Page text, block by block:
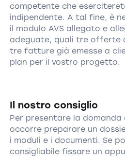
competente che
indipendente. A tal fine, è
il modulo AVS allegato e
adeguate, quali tre offerte
tre fatture già emesse a
plan per il vostro progetto.
Il nostro consiglio
Per presentare la domanda
occorre preparare un
i moduli e i documenti. Se
consigliabile fissare un